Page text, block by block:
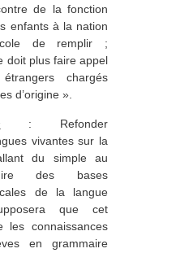
de la fonction
enfants à la nation
de remplir ;
doit plus faire appel
chargés
d’origine ».
: Refonder
vivantes sur la
du simple au
dire des bases
de la langue
que cet
les connaissances
en grammaire